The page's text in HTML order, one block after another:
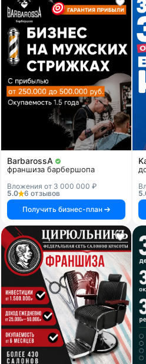
BarbarossA
франшиза барбершопа
Вложения от 3 000 000 ₽
5.0
6 отзывов
Получить бизнес-план